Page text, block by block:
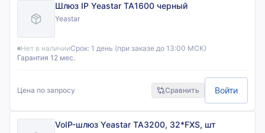
Шлюз IP Yeastar TA1600 черный
Yeastar
Нет в наличииСрок: 1 день (при заказе до 13:00 МСК)
Гарантия 12 мес.
Цена по запросу Сравнить Войти
VoIP-шлюз Yeastar TA3200, 32*FXS, шт